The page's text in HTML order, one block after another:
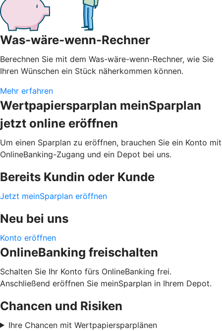
Was-wäre-wenn-Rechner
Berechnen Sie mit dem Was-wäre-wenn-Rechner, wie Sie
Ihren Wünschen ein Stück näherkommen können.
Mehr erfahren
Wertpapiersparplan meinSparplan
jetzt online eröffnen
Um einen Sparplan zu eröffnen, brauchen Sie ein Konto mit
OnlineBanking-Zugang und ein Depot bei uns.
Bereits Kundin oder Kunde
Jetzt meinSparplan eröffnen
Neu bei uns
Konto eröffnen
OnlineBanking freischalten
Schalten Sie Ihr Konto fürs OnlineBanking frei.
Anschließend eröffnen Sie meinSparplan in Ihrem Depot.
Chancen und Risiken
Ihre Chancen mit Wertpapiersparplänen